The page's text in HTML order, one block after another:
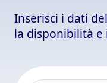
Inserisci i dati
la disponibilità e